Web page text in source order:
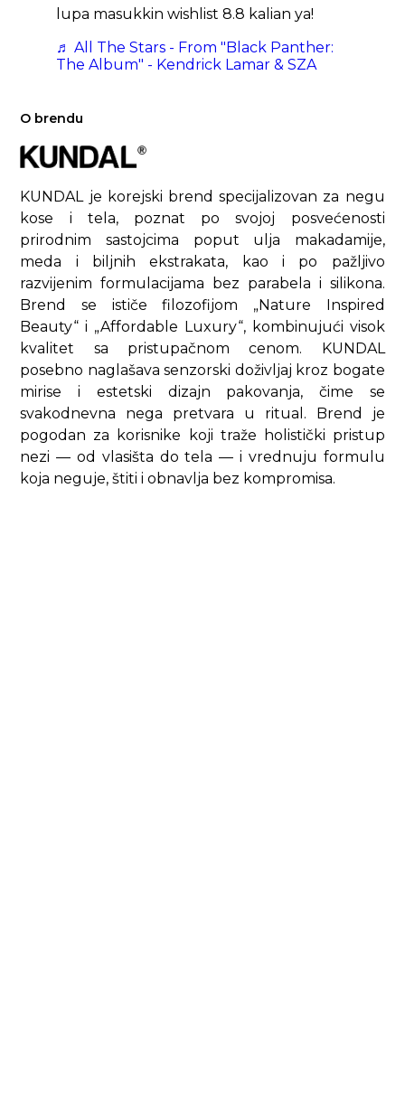
lupa masukkin wishlist 8.8 kalian ya!
♬ All The Stars - From "Black Panther:
The Album" - Kendrick Lamar & SZA
O brendu
KUNDAL je korejski brend specijalizovan za negu
kose i tela, poznat po svojoj posvećenosti
prirodnim sastojcima poput ulja makadamije,
meda i biljnih ekstrakata, kao i po pažljivo
razvijenim formulacijama bez parabela i silikona.
Brend se ističe filozofijom „Nature Inspired
Beauty“ i „Affordable Luxury“, kombinujući visok
kvalitet sa pristupačnom cenom. KUNDAL
posebno naglašava senzorski doživljaj kroz bogate
mirise i estetski dizajn pakovanja, čime se
svakodnevna nega pretvara u ritual. Brend je
pogodan za korisnike koji traže holistički pristup
nezi — od vlasišta do tela — i vrednuju formulu
koja neguje, štiti i obnavlja bez kompromisa.